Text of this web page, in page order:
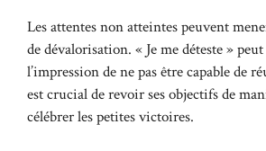
Les attentes non atteintes peuvent
de dévalorisation. « Je me déteste »
l’impression de ne pas être capable de
est crucial de revoir ses objectifs de
célébrer les petites victoires.